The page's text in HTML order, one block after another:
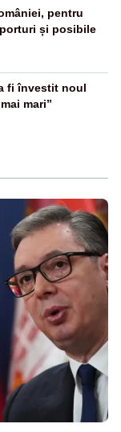
pentru
și posibile
fi învestit noul
mari”